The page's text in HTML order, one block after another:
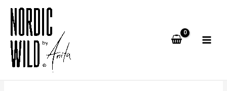
Hopp
innholdet